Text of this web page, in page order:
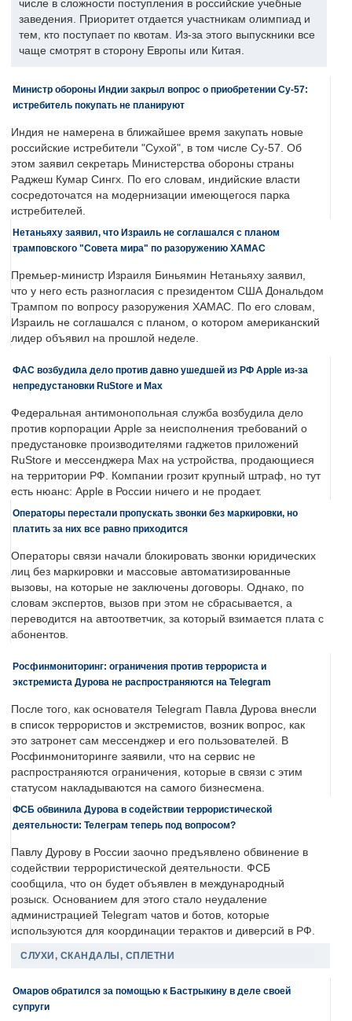
числе в сложности поступления в российские учебные
заведения. Приоритет отдается участникам олимпиад и
тем, кто поступает по квотам. Из-за этого выпускники все
чаще смотрят в сторону Европы или Китая.
Министр обороны Индии закрыл вопрос о приобретении Су-57:
истребитель покупать не планируют
Индия не намерена в ближайшее время закупать новые
российские истребители "Сухой", в том числе Су-57. Об
этом заявил секретарь Министерства обороны страны
Раджеш Кумар Сингх. По его словам, индийские власти
сосредоточатся на модернизации имеющегося парка
истребителей.
Нетаньяху заявил, что Израиль не соглашался с планом
трамповского "Совета мира" по разоружению ХАМАС
Премьер-министр Израиля Биньямин Нетаньяху заявил,
что у него есть разногласия с президентом США Дональдом
Трампом по вопросу разоружения ХАМАС. По его словам,
Израиль не соглашался с планом, о котором американский
лидер объявил на прошлой неделе.
ФАС возбудила дело против давно ушедшей из РФ Apple из-за
непредустановки RuStore и Max
Федеральная антимонопольная служба возбудила дело
против корпорации Apple за неисполнения требований о
предустановке производителями гаджетов приложений
RuStore и мессенджера Max на устройства, продающиеся
на территории РФ. Компании грозит крупный штраф, но тут
есть нюанс: Apple в России ничего и не продает.
Операторы перестали пропускать звонки без маркировки, но
платить за них все равно приходится
Операторы связи начали блокировать звонки юридических
лиц без маркировки и массовые автоматизированные
вызовы, на которые не заключены договоры. Однако, по
словам экспертов, вызов при этом не сбрасывается, а
переводится на автоответчик, за который взимается плата с
абонентов.
Росфинмониторинг: ограничения против террориста и
экстремиста Дурова не распространяются на Telegram
После того, как основателя Telegram Павла Дурова внесли
в список террористов и экстремистов, возник вопрос, как
это затронет сам мессенджер и его пользователей. В
Росфинмониторинге заявили, что на сервис не
распространяются ограничения, которые в связи с этим
статусом накладываются на самого бизнесмена.
ФСБ обвинила Дурова в содействии террористической
деятельности: Телеграм теперь под вопросом?
Павлу Дурову в России заочно предъявлено обвинение в
содействии террористической деятельности. ФСБ
сообщила, что он будет объявлен в международный
розыск. Основанием для этого стало неудаление
администрацией Telegram чатов и ботов, которые
используются для координации терактов и диверсий в РФ.
СЛУХИ, СКАНДАЛЫ, СПЛЕТНИ
Омаров обратился за помощью к Бастрыкину в деле своей
супруги